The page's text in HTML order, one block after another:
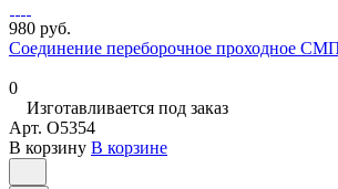
980 руб.
Соединение переборочное проходное
0
Изготавливается под заказ
Арт. O5354
В корзину В корзине